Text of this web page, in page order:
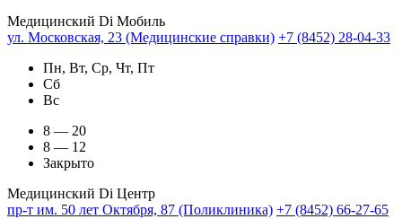
Медицинский Di Мобиль
ул. Московская, 23 (Медицинские справки) +7 (8452) 28-04-33
Пн, Вт, Ср, Чт, Пт
Сб
Вс
8 — 20
8 — 12
Закрыто
Медицинский Di Центр
пр-т им. 50 лет Октября, 87 (Поликлиника) +7 (8452) 66-27-65